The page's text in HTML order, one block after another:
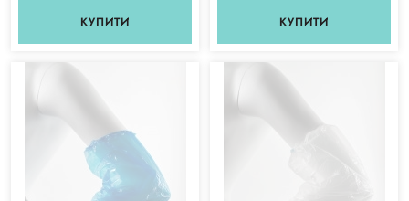
КУПИТИ КУПИТИ